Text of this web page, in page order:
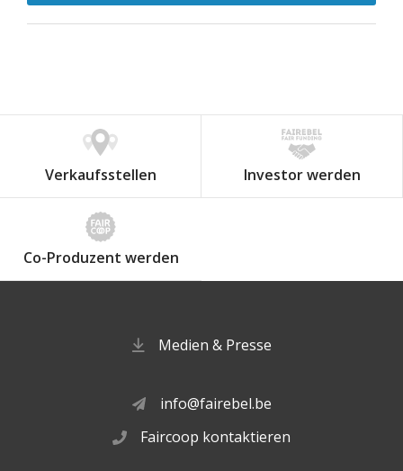
Verkaufsstellen Investor werden
Co-Produzent werden
Medien & Presse
info@fairebel.be
Faircoop kontaktieren